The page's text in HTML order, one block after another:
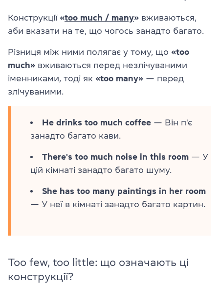
Конструкції «too much / many» вживаються,
аби вказати на те, що чогось занадто багато.
Різниця між ними полягає у тому, що «too
much» вживаються перед незлічуваними
іменниками, тоді як «too many» — перед
злічуваними.
He drinks too much coffee — Він п'є
занадто багато кави.
There's too much noise in this room — У
цій кімнаті занадто багато шуму.
She has too many paintings in her room
— У неї в кімнаті занадто багато картин.
Too few, too little: що означають ці
конструкції?